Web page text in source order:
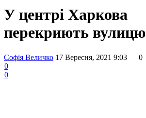
У центрі Харкова
перекриють вулицю
Софія Величко 17 Вересня, 2021 9:03
0
0
0